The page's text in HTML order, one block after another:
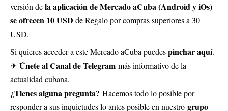
versión dela aplicación de Mercado aCuba (Android y iOs)
se ofrecen 10 USD de Regalo por compras superiores a 30
USD.
Si quieres acceder a este Mercado aCuba puedespinchar aquí.
✈ Únete al Canal de Telegram más informativo de la
actualidad cubana.
¿Tienes alguna pregunta? Hacemos todo lo posible por
responder a sus inquietudes lo antes posible en nuestro grupo